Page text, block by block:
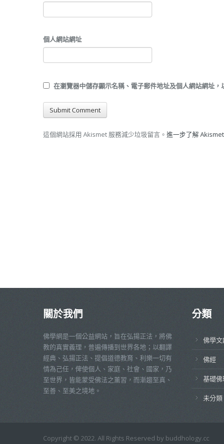
個人網站網址
在瀏覽器中儲存顯示名稱、電子郵件地址及個人網站網址，
這個網站採用 Akismet 服務減少垃圾留言。 進一步了解
關於我們
佛學網是一個公益網站，旨在弘揚正法，將佛
教的真實義理，普遍傳播到世界各地；以翻譯
經典、弘揚正法、提倡道德教育、利樂一切有
情為己任，俾使個人、家庭、社會、國家，乃
至世界，皆能蒙受佛法之薰習，而漸趨至真、
至善、至美之境地。
分類
佛學文
佛經
基礎佛
未分類
Copyright © 2022. All Rights Reserved by buddhology.cc